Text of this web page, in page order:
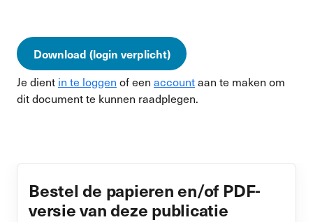
Download (login verplicht)
Je dient in te loggen of een accountaan te maken om
dit document te kunnen raadplegen.
Bestel de papieren en/of PDF-
versie van deze publicatie